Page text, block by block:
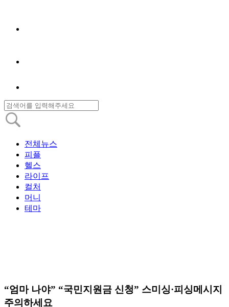
전체뉴스
피플
헬스
라이프
컬처
머니
테마
“엄마 나야” “국민지원금 신청” 스미싱·피싱메시지
주의하세요